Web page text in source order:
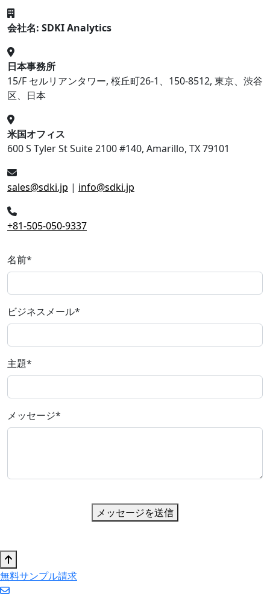
会社名: SDKI Analytics
日本事務所
15/F セルリアンタワー, 桜丘町26-1、150-8512, 東京、渋谷
区、日本
米国オフィス
600 S Tyler St Suite 2100 #140, Amarillo, TX 79101
sales@sdki.jp | info@sdki.jp
+81-505-050-9337
名前*
ビジネスメール*
主題*
メッセージ*
メッセージを送信
無料サンプル請求